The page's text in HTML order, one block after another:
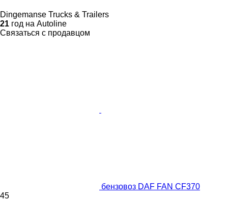
Dingemanse Trucks & Trailers
21 год на Autoline
Связаться с продавцом
бензовоз DAF FAN CF370
45